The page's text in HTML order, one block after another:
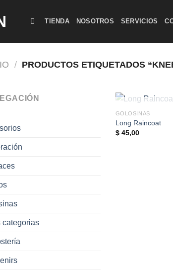
TIENDA NOSOTROS SERVICIOS
/ PRODUCTOS ETIQUETADOS
categorias
GOLOSINAS
Long Raincoat
$45,00